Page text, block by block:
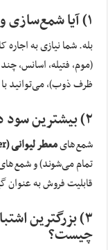
۱) آیا شمع‌سازی واقعاً با سرمایه کم ممکن است؟
بله. شما نیازی به
(موم، فتیله، اسانس،
ظرف ذوب)، می‌توانید با
۲) بیشترین سود در کدام مدل شمع است؟
شمع‌هایمعطر لیوانی (
تمام می‌شوند) و
قابلیت فروش به عنوان
۳) بزرگترین
چیست؟